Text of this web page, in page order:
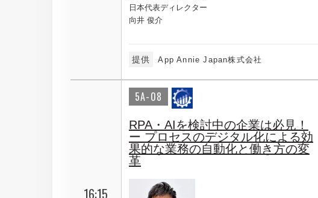
日本代表ディレクター
向井 俊介
提供 App Annie Japan株式会社
16:15
5A-08
RPA・AIを検討中の企業は必見！
ー プロセスのデジタル化による効
果的な業務の自動化と働き方の変
革